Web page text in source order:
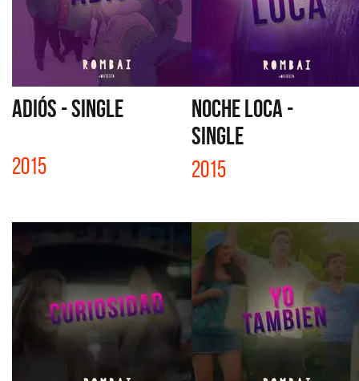
ADIÓS - SINGLE
2015
NOCHE LOCA -
SINGLE
2015